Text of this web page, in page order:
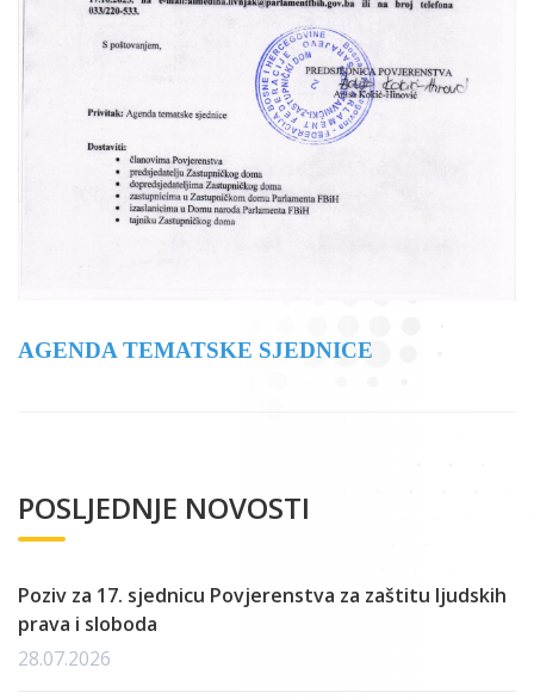
AGENDA TEMATSKE SJEDNICE
POSLJEDNJE NOVOSTI
Poziv za 17. sjednicu Povjerenstva za zaštitu ljudskih
prava i sloboda
28.07.2026